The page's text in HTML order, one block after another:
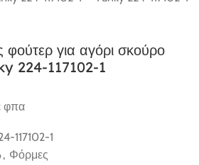
φούτερ για αγόρι σκούρο
224-117102-1
φπα
117102-1
, Φόρμες